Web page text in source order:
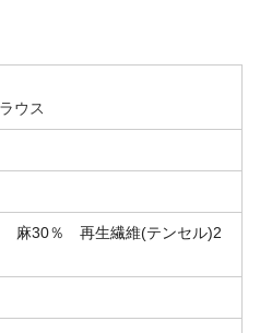
ウス
麻30％ 再生繊維(テンセル)2